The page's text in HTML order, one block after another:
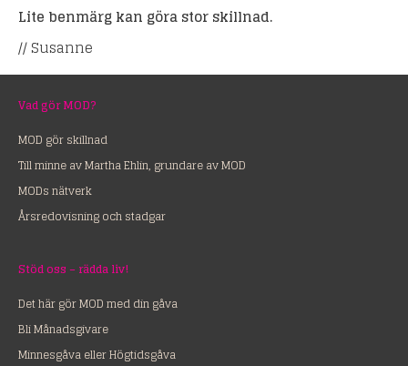
Lite benmärg kan göra stor skillnad.
// Susanne
Vad gör MOD?
MOD gör skillnad
Till minne av Martha Ehlin, grundare av MOD
MODs nätverk
Årsredovisning och stadgar
Stöd oss – rädda liv!
Det här gör MOD med din gåva
Bli Månadsgivare
Minnesgåva eller Högtidsgåva